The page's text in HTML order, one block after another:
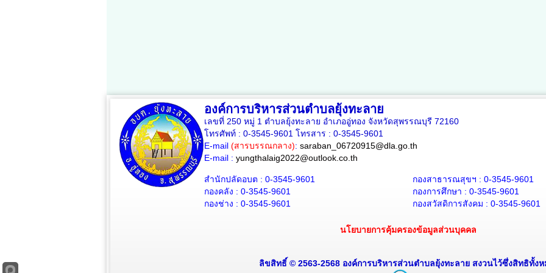
องค์การบริหารส่วนตำบลยุ้งทะลาย
เลขที่ 250 หมู่ 1 ตำบลยุ้งทะลาย อำเภออู่ทอง จังหวัดสุพรรณบุรี 72160
โทรศัพท์ : 0-3545-9601 โทรสาร : 0-3545-9601
E-mail (สารบรรณกลาง): saraban_06720915@dla.go.th
E-mail : yungthalaig2022@outlook.co.th
สำนักปลัดอบต : 0-3545-9601
กองคลัง : 0-3545-9601
กองช่าง : 0-3545-9601
กองสาธารณสุขฯ : 0-3545-9601
กองการศึกษา : 0-3545-9601
กองสวัสดิการสังคม : 0-3545-9601
นโยบายการคุ้มครองข้อมูลส่วนบุคคล
ลิขสิทธิ์ © 2563-2568 องค์การบริหารส่วนตำบลยุ้งทะลาย สงวนไว้ซึ่งสิทธิทั้ง